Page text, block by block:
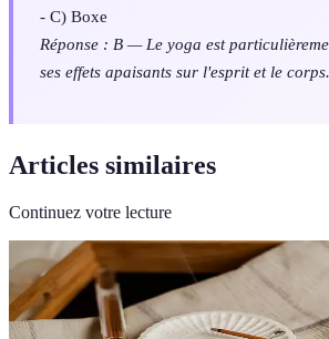
- C) Boxe
Réponse : B — Le yoga est
ses effets apaisants sur l'esprit et le corps.
Articles similaires
Continuez votre lecture